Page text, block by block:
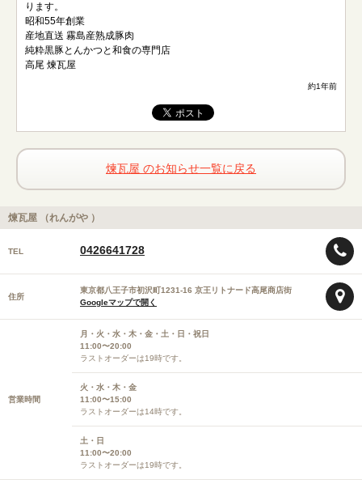
ります。
昭和55年創業
産地直送 霧島産熟成豚肉
純粋黒豚とんかつと和食の専門店
高尾 煉瓦屋
約1年前
煉瓦屋 のお知らせ一覧に戻る
煉瓦屋 （れんがや ）
TEL 0426641728
住所
東京都八王子市初沢町1231-16 京王リトナード高尾商店街
Googleマップで開く
営業時間
月・火・水・木・金・土・日・祝日
11:00〜20:00
ラストオーダーは19時です。
火・水・木・金
11:00〜15:00
ラストオーダーは14時です。
土・日
11:00〜20:00
ラストオーダーは19時です。